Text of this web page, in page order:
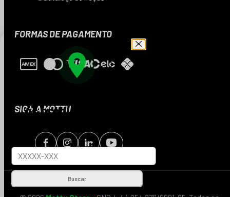
FORMAS DE PAGAMENTO
SIGA A MOTTU
os produtos da sua
Buscar